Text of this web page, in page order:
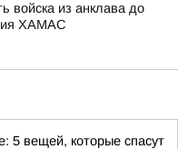
войска из анклава до
ХАМАС
5 вещей, которые спасут